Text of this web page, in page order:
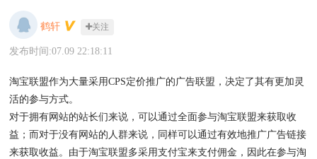
鹤轩 关注
发布时间:07.09 22:18:11
淘宝联盟作为大量采用CPS定价推广的广告联盟，决定了其有更加灵
活的参与方式。
对于拥有网站的站长们来说，可以通过全面参与淘宝联盟来获取收
益；而对于没有网站的人群来说，同样可以通过有效地推广广告链接
来获取收益。由于淘宝联盟多采用支付宝来支付佣金，因此在参与淘